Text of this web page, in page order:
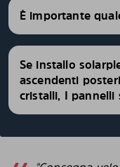
È importante
Se installo
ascendenti
cristalli, I pannelli